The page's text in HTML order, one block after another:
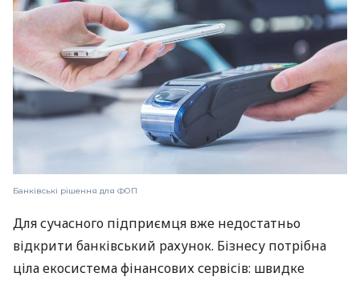
Банківські рішення для ФОП
Для сучасного підприємця вже недостатньо
відкрити банківський рахунок. Бізнесу потрібна
ціла екосистема фінансових сервісів: швидке